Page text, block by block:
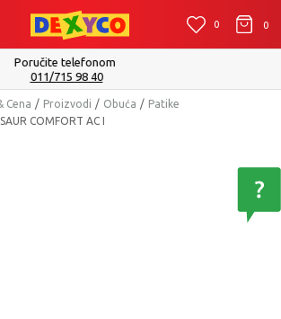
0 0 0
možete očekivati u roku od 2 do 4 radna dana!
Pogledaj više
Cena Proizvodi Obuća
Patike
COMFORT AC I